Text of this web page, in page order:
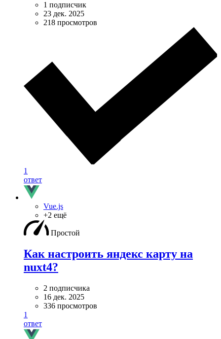
1 подписчик
23 дек. 2025
218 просмотров
1
ответ
Vue.js
+2 ещё
Простой
Как настроить яндекс карту на
nuxt4?
2 подписчика
16 дек. 2025
336 просмотров
1
ответ